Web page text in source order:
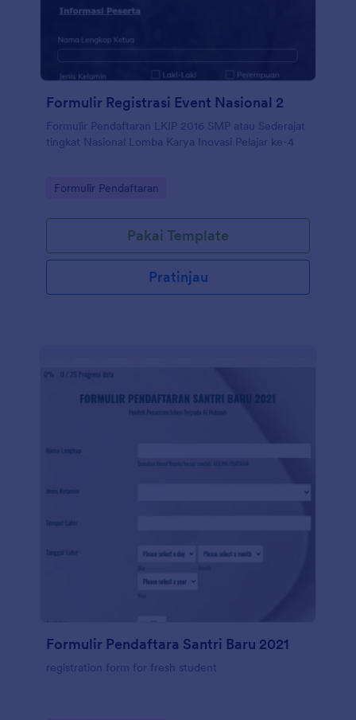
Formulir Registrasi Event Nasional 2
Formulir Pendaftaran LKIP 2016 SMP atau Sederajat
tingkat Nasional Lomba Karya Inovasi Pelajar ke-4
Go to Category:
Formulir Pendaftaran
Pakai Template
Pratinjau
Formulir Pendaftara Santri Baru 2021
registration form for fresh student